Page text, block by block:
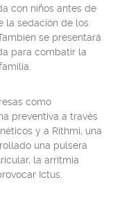
con niños antes de
la sedación de los
se presentará
para combatir la
como
preventiva a través
y a Rithmi, una
una pulsera
la arritmia
Ictus.